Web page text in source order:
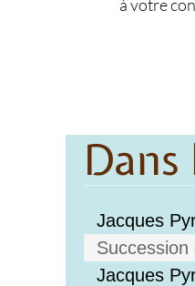
à votre
Jacques
Jacques